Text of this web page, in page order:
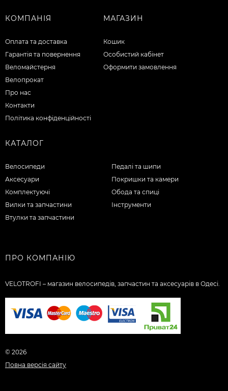
КОМПАНІЯ
Оплата та доставка
Гарантія та повернення
Веломайстерня
Велопрокат
Про нас
Контакти
Політика конфіденційності
МАГАЗИН
Кошик
Особистий кабінет
Оформити замовлення
КАТАЛОГ
Велосипеди
Аксесуари
Комплектуючі
Вилки та запчастини
Втулки та запчастини
Педалі та шипи
Покришки та камери
Обода та спиці
Інструменти
ПРО КОМПАНІЮ
VELOTROFI – магазин велосипедів, запчастин та аксесуарів в Одесі.
© 2026
Повна версія сайту